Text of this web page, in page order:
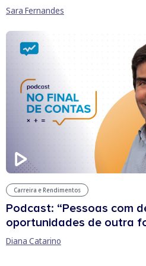
Sara Fernandes
Carreira e Rendimentos
Podcast: “Pessoas com
oportunidades de outra
Diana Catarino